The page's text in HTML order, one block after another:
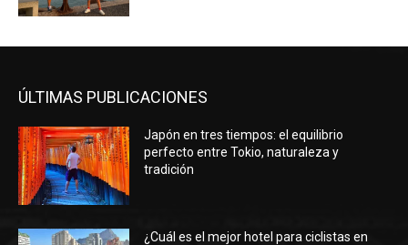
ÚLTIMAS PUBLICACIONES
Japón en tres tiempos: el equilibrio
perfecto entre Tokio, naturaleza y
tradición
¿Cuál es el mejor hotel para ciclistas en